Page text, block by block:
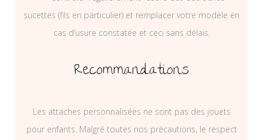
sucettes (fils en particulier) et remplacer votre modèle en
cas d’usure constatée et ceci sans délais.
Recommandations
Les attaches personnalisées ne sont pas des jouets
pour enfants. Malgré toutes nos précautions, le respect